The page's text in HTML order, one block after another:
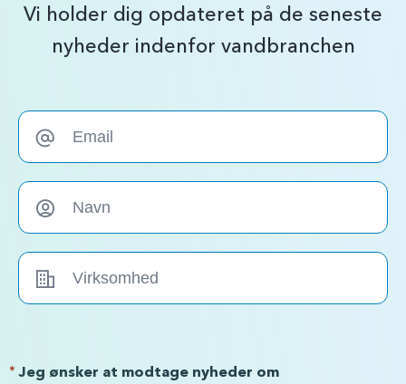
Vi holder dig opdateret på de seneste
nyheder indenfor vandbranchen
Jeg ønsker at modtage nyheder om
*